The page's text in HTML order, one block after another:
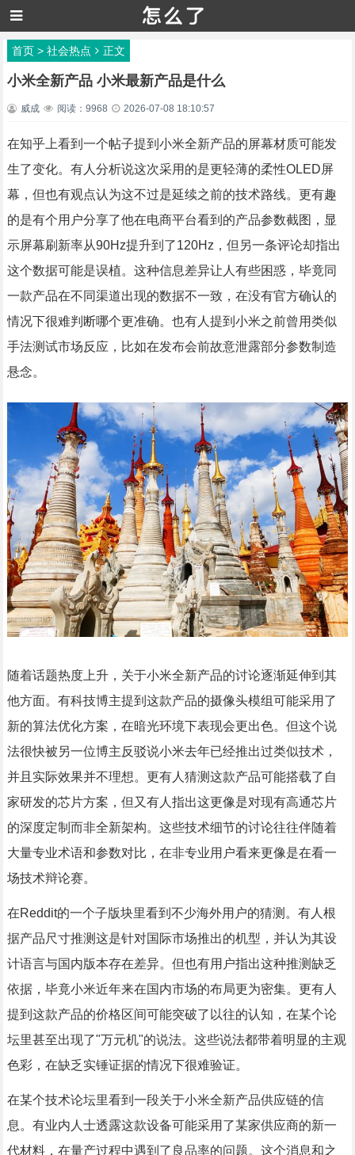
首页> 社会热点 正文
小米全新产品 小米最新产品是什么
威成 阅读：9968 2026-07-08 18:10:57
在知乎上看到一个帖子提到小米全新产品的屏幕材质可能发
生了变化。有人分析说这次采用的是更轻薄的柔性OLED屏
幕，但也有观点认为这不过是延续之前的技术路线。更有趣
的是有个用户分享了他在电商平台看到的产品参数截图，显
示屏幕刷新率从90Hz提升到了120Hz，但另一条评论却指出
这个数据可能是误植。这种信息差异让人有些困惑，毕竟同
一款产品在不同渠道出现的数据不一致，在没有官方确认的
情况下很难判断哪个更准确。也有人提到小米之前曾用类似
手法测试市场反应，比如在发布会前故意泄露部分参数制造
悬念。
随着话题热度上升，关于小米全新产品的讨论逐渐延伸到其
他方面。有科技博主提到这款产品的摄像头模组可能采用了
新的算法优化方案，在暗光环境下表现会更出色。但这个说
法很快被另一位博主反驳说小米去年已经推出过类似技术，
并且实际效果并不理想。更有人猜测这款产品可能搭载了自
家研发的芯片方案，但又有人指出这更像是对现有高通芯片
的深度定制而非全新架构。这些技术细节的讨论往往伴随着
大量专业术语和参数对比，在非专业用户看来更像是在看一
场技术辩论赛。
在Reddit的一个子版块里看到不少海外用户的猜测。有人根
据产品尺寸推测这是针对国际市场推出的机型，并认为其设
计语言与国内版本存在差异。但也有用户指出这种推测缺乏
依据，毕竟小米近年来在国内市场的布局更为密集。更有人
提到这款产品的价格区间可能突破了以往的认知，在某个论
坛里甚至出现了"万元机"的说法。这些说法都带着明显的主观
色彩，在缺乏实锤证据的情况下很难验证。
在某个技术论坛里看到一段关于小米全新产品供应链的信
息。有业内人士透露这款设备可能采用了某家供应商的新一
代材料，在量产过程中遇到了良品率的问题。这个消息和之